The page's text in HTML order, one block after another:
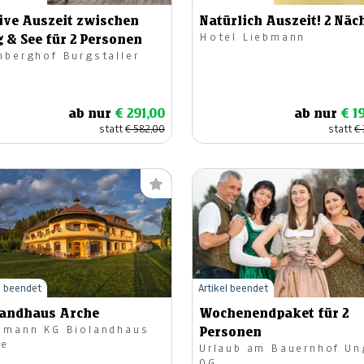
Auszeit zwischen
& See für 2 Personen
Burgstaller
ab nur € 291,00
statt€ 582,00
Natürlich Auszeit! 2
Hotel Liebmann
ab nur €
statt€
Arche
KG Biolandhaus
beendet
Wochenendpaket für 2
Personen
Urlaub am Bauernhof
Artikel beendet